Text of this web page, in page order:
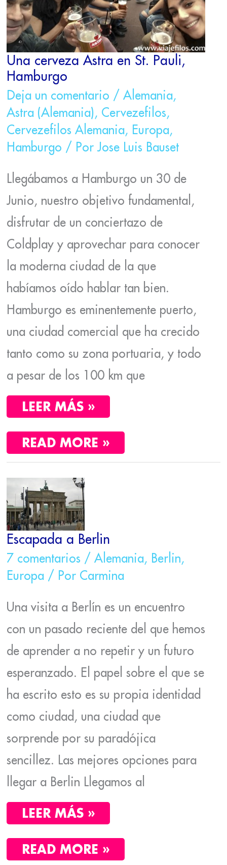
Una cerveza Astra en St. Pauli,
Hamburgo
Deja un comentario / Alemania,
Astra (Alemania), Cervezefilos,
Cervezefilos Alemania, Europa,
Hamburgo / PorJose Luis Bauset
Llegábamos a Hamburgo un 30 de
Junio, nuestro objetivo fundamental,
disfrutar de un conciertazo de
Coldplay y aprovechar para conocer
la moderna ciudad de la que
habíamos oído hablar tan bien.
Hamburgo es eminentemente puerto,
una ciudad comercial que ha crecido
tanto como su zona portuaria, y todo
a pesar de los 100 km que
LEER MÁS »
READ MORE »
Escapada a Berlin
7 comentarios / Alemania, Berlin,
Europa/ Por Carmina
Una visita a Berlín es un encuentro
con un pasado reciente del que hemos
de aprender a no repetir y un futuro
esperanzado. El papel sobre el que se
ha escrito esto es su propia identidad
como ciudad, una ciudad que
sorprende por su paradójica
sencillez. Las mejores opciones para
llegar a Berlin Llegamos al
LEER MÁS »
ESCAPADA
A
BERLIN
READ MORE »